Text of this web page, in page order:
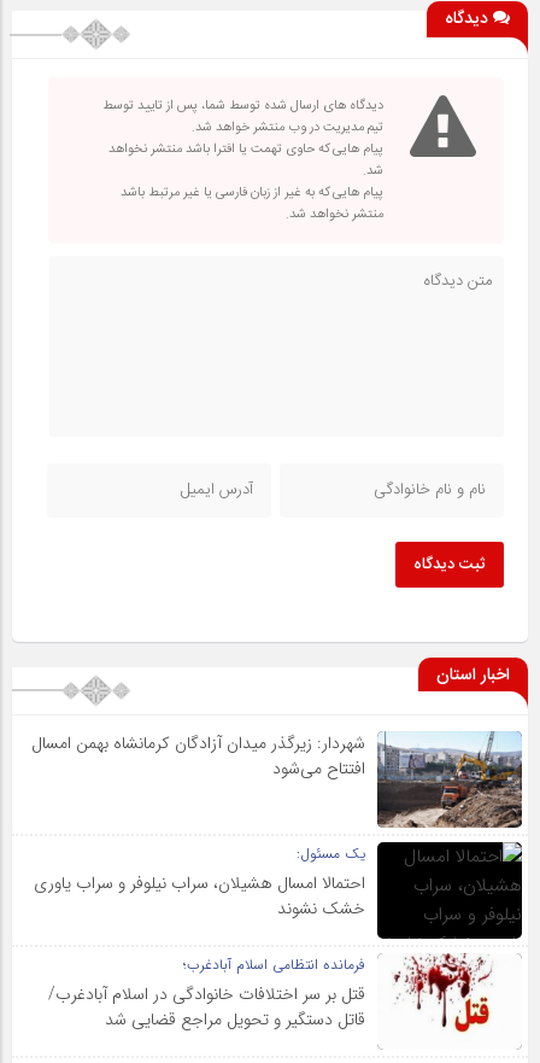
دیدگاه
دیدگاه های ارسال شده توسط شما، پس از تایید توسط
تیم مدیریت در وب منتشر خواهد شد.
پیام هایی که حاوی تهمت یا افترا باشد منتشر نخواهد
شد.
پیام هایی که به غیر از زبان فارسی یا غیر مرتبط باشد
منتشر نخواهد شد.
ثبت دیدگاه
اخبار استان
شهردار: زیرگذر میدان آزادگان کرمانشاه بهمن امسال
افتتاح می‌شود
یک مسئول:
احتمالا امسال هشیلان، سراب نیلوفر و سراب یاوری
خشک نشوند
فرمانده انتظامی اسلام آبادغرب؛
قتل بر سر اختلافات خانوادگی در اسلام آبادغرب/
قاتل دستگیر و تحویل مراجع قضایی شد